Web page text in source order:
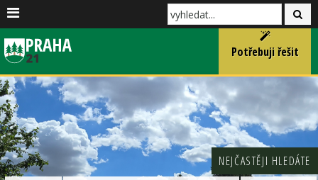
Potřebuji řešit
NEJČASTĚJI HLEDÁTE